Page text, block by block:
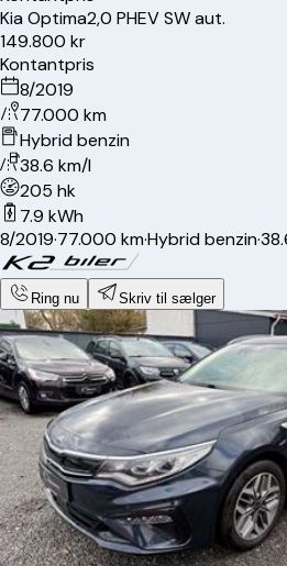
KiaOptima2,0 PHEV SW aut.
149.800 kr
Kontantpris
8/2019
77.000 km
Hybrid benzin
38.6 km/l
205 hk
7.9 kWh
8/2019·77.000 km·Hybrid benzin·
Ring nu Skriv til sælger